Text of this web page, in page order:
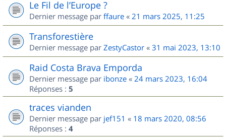
Le Fil de l’Europe ?
Dernier message par ffaure « 21 mars 2025, 11:25
Transforestière
Dernier message par ZestyCastor « 31 mai 2023, 13:10
Raid Costa Brava Emporda
Dernier message par ibonze « 24 mars 2023, 16:04
Réponses : 5
traces vianden
Dernier message par jef151 « 18 mars 2020, 08:56
Réponses : 4